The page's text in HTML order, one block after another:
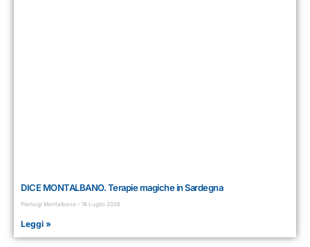
DICE MONTALBANO. Terapie magiche in Sardegna
Pierluigi Montalbano 18 Luglio 2026
Leggi »